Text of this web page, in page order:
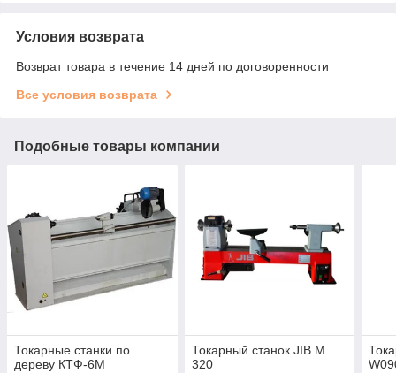
Условия возврата
Возврат товара в течение 14 дней по договоренности
Все условия возврата
Подобные товары компании
Токарные станки по
дереву КТФ-6М
Токарный станок JIB M
320